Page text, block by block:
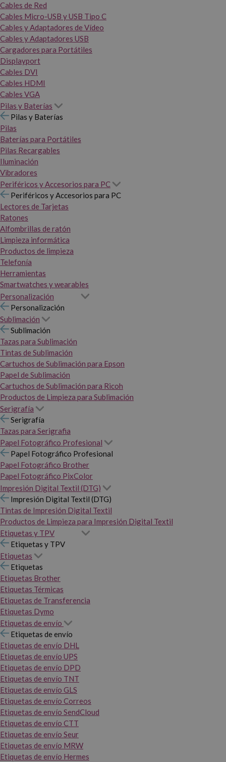
Cables de Red
Cables Micro-USB y USB Tipo C
Cables y Adaptadores de Vídeo
Cables y Adaptadores USB
Cargadores para Portátiles
Displayport
Cables DVI
Cables HDMI
Cables VGA
Pilas y Baterías
Pilas y Baterías
Pilas
Baterías para Portátiles
Pilas Recargables
Iluminación
Vibradores
Periféricos y Accesorios para PC
Periféricos y Accesorios para PC
Lectores de Tarjetas
Ratones
Alfombrillas de ratón
Limpieza informática
Productos de limpieza
Telefonía
Herramientas
Smartwatches y wearables
Personalización
Personalización
Sublimación
Sublimación
Tazas para Sublimación
Tintas de Sublimación
Cartuchos de Sublimación para Epson
Papel de Sublimación
Cartuchos de Sublimación para Ricoh
Productos de Limpieza para Sublimación
Serigrafía
Serigrafía
Tazas para Serigrafia
Papel Fotográfico Profesional
Papel Fotográfico Profesional
Papel Fotográfico Brother
Papel Fotográfico PixColor
Impresión Digital Textil (DTG)
Impresión Digital Textil (DTG)
Tintas de Impresión Digital Textil
Productos de Limpieza para Impresión Digital Textil
Etiquetas y TPV
Etiquetas y TPV
Etiquetas
Etiquetas
Etiquetas Brother
Etiquetas Térmicas
Etiquetas de Transferencia
Etiquetas Dymo
Etiquetas de envío
Etiquetas de envío
Etiquetas de envío DHL
Etiquetas de envío UPS
Etiquetas de envío DPD
Etiquetas de envío TNT
Etiquetas de envío GLS
Etiquetas de envío Correos
Etiquetas de envío SendCloud
Etiquetas de envío CTT
Etiquetas de envío Seur
Etiquetas de envío MRW
Etiquetas de envío Hermes